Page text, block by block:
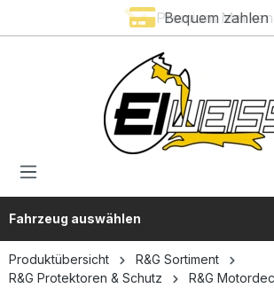
Premium Marken
Bequem zahlen
Fahrzeug auswählen
Produktübersicht
R&G Sortiment
R&G Protektoren & Schutz
R&G